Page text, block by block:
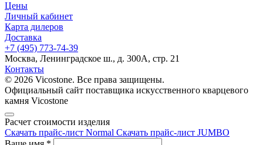
Цены
Личный кабинет
Карта дилеров
Доставка
+7 (495) 773-74-39
Москва, Ленинградское ш., д. 300А, стр. 21
Контакты
© 2026 Vicostone. Все права защищены.
Официальный сайт поставщика искусственного кварцевого
камня Vicostone
Расчет стоимости изделия
Скачать прайс-лист Normal Скачать прайс-лист JUMBO